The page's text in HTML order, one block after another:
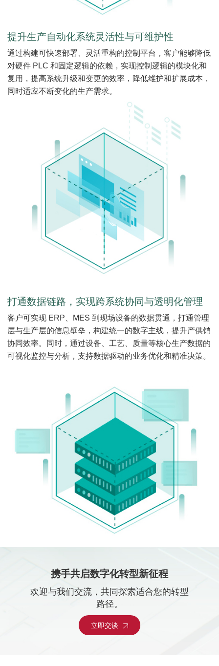
提升生产自动化系统灵活性与可维护性
通过构建可快速部署、灵活重构的控制平台，客户能够降低
对硬件 PLC 和固定逻辑的依赖，实现控制逻辑的模块化和
复用，提高系统升级和变更的效率，降低维护和扩展成本，
同时适应不断变化的生产需求。
打通数据链路，实现跨系统协同与透明化管理
客户可实现 ERP、MES 到现场设备的数据贯通，打通管理
层与生产层的信息壁垒，构建统一的数字主线，提升产供销
协同效率。同时，通过设备、工艺、质量等核心生产数据的
可视化监控与分析，支持数据驱动的业务优化和精准决策。
携手共启数字化转型新征程
欢迎与我们交流，共同探索适合您的转型
路径。
立即交谈